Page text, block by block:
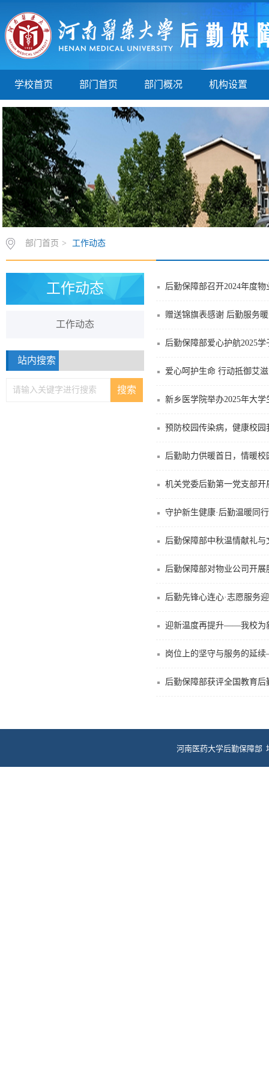
学校首页 部门首页 部门概况 机构设置
部门首页 > 工作动态
工作动态
工作动态
站内搜索
后勤保障部召开2024年度
赠送锦旗表感谢 后勤服务
后勤保障部爱心护航2025学
爱心呵护生命 行动抵御艾滋
新乡医学院举办2025年大
预防校园传染病，健康校园
后勤助力供暖首日，情暖校
机关党委后勤第一党支部开
守护新生健康·后勤温暖同行
后勤保障部中秋温情献礼与
后勤保障部对物业公司开
后勤先锋心连心·志愿服务
迎新温度再提升——我校为
岗位上的坚守与服务的延
后勤保障部获评全国教育后
河南医药大学后勤保障部